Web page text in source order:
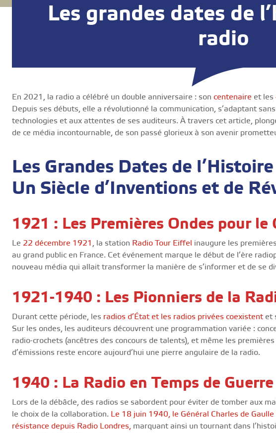
Les grandes dates de
radio
En 2021, la radio a célébré un double anniversaire : son centenaire et les
Depuis ses débuts, elle a révolutionné la communication, s’adaptant
technologies et aux attentes de ses auditeurs. À travers cet article,
de ce média incontournable, de son passé glorieux à son avenir
Les Grandes Dates de
Un Siècle d’Inventions et de
1921 : Les Premières Ondes pour le
Le 22 décembre 1921 , la station Radio Tour Eiffel inaugure les
au grand public en France. Cet événement marque le début de l’ère
nouveau média qui allait transformer la manière de s’informer et de se
1921-1940 : Les Pionniers de la
Durant cette période, les radios d’État et les radios privées coexistent et
Sur les ondes, les auditeurs découvrent une programmation variée :
radio-crochets (ancêtres des concours de talents), et même les
d’émissions reste encore aujourd’hui une pierre angulaire de la radio.
1940 : La Radio en Temps de Guerre
Lors de la débâcle, des radios se sabordent pour éviter de tomber aux
le choix de la collaboration. Le 18 juin 1940, le Général Charles de
résistance depuis Radio Londres, marquant ainsi un tournant dans